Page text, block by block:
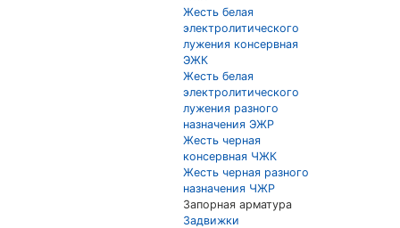
Жесть белая
электролитического
лужения консервная
ЭЖК
Жесть белая
электролитического
лужения разного
назначения ЭЖР
Жесть черная
консервная ЧЖК
Жесть черная разного
назначения ЧЖР
Запорная арматура
Задвижки